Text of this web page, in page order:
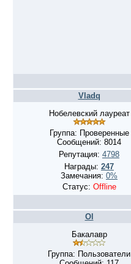
Vladq
Нобелевский лауреат
Группа: Проверенные
Сообщений: 8014
Репутация: 4798
Награды: 247
Замечания: 0%
Статус: Offline
Ol
Бакалавр
Группа: Пользователи